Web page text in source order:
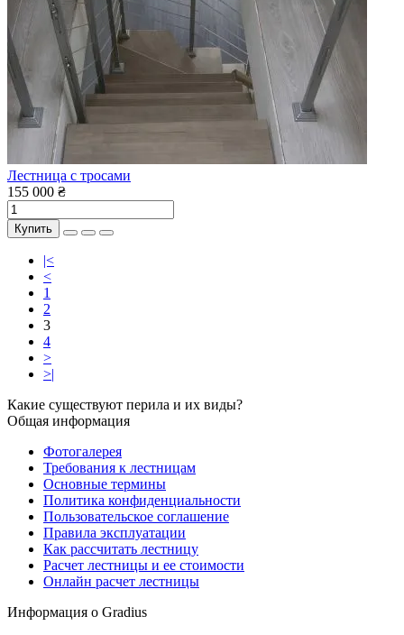
Лестница с тросами
155 000 ₴
Купить
|<
<
1
2
3
4
>
>|
Какие существуют перила и их виды?
Общая информация
Фотогалерея
Требования к лестницам
Основные термины
Политика конфиденциальности
Пользовательское соглашение
Правила эксплуатации
Как рассчитать лестницу
Расчет лестницы и ее стоимости
Онлайн расчет лестницы
Информация о Gradius